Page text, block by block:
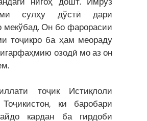
сулҳу дўстӣ дари
мекўбад. Он бо фарорасии
тоҷикро ба ҳам меораду
озодӣ мо аз он
тоҷик Истиқлоли
ки баробари
кардан ба гирдоби